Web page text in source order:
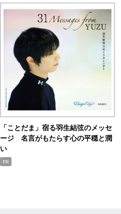
「ことだま」宿る羽生結弦のメッセ
ージ 名言がもたらす心の平穏と潤
い
PR